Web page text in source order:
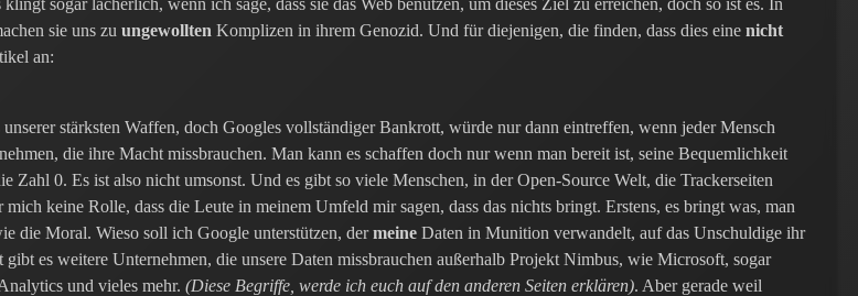
sogar lächerlich, wenn ich sage, dass sie das Web benutzen, um dieses Ziel zu erreichen, doch so ist es. In
sie uns zu ungewollten Komplizen in ihrem Genozid. Und für diejenigen, die finden, dass dies eine nicht
an:
stärksten Waffen, doch Googles vollständiger Bankrott, würde nur dann eintreffen, wenn jeder Mensch
die ihre Macht missbrauchen. Man kann es schaffen doch nur wenn man bereit ist, seine Bequemlichkeit
0. Es ist also nicht umsonst. Und es gibt so viele Menschen, in der Open-Source Welt, die Trackerseiten
keine Rolle, dass die Leute in meinem Umfeld mir sagen, dass das nichts bringt. Erstens, es bringt was, man
die Moral. Wieso soll ich Google unterstützen, dermeine Daten in Munition verwandelt, auf das Unschuldige ihr
es weitere Unternehmen, die unsere Daten missbrauchen außerhalb Projekt Nimbus, wie Microsoft, sogar
und vieles mehr. (Diese Begriffe, werde ich euch auf den anderen Seiten erklären). Aber gerade weil